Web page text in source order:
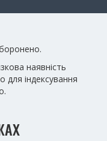
наявність
для індексування